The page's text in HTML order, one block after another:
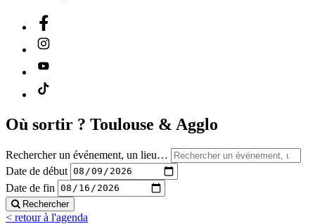
Où sortir ? Toulouse & Agglo
Rechercher un événement, un lieu…
Date de début
Date de fin
Rechercher
< retour à l'agenda